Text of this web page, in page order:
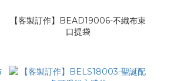
【客製訂作】BEAD19006-不織布束
口提袋